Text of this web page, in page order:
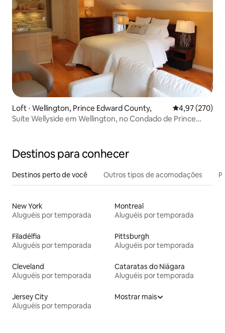
Loft ⋅ Wellington, Prince Edward County, 4,97 de uma
4,97 (270)
Suíte Wellyside em Wellington, no Condado de Prince
Destinos para conhecer
Destinos perto de você Outros tipos de acomodações
New York
Aluguéis por temporada
Montreal
Aluguéis por temporada
Filadélfia
Aluguéis por temporada
Pittsburgh
Aluguéis por temporada
Cleveland
Aluguéis por temporada
Cataratas do Niágara
Aluguéis por temporada
Jersey City
Aluguéis por temporada
Mostrar mais